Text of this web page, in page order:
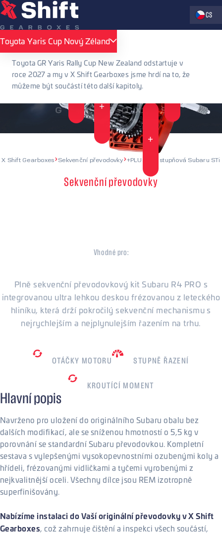
Zvolte
CS
X Shift Gearboxes Sekvenční převodovky +PLUS – 6 stupňová Subaru STi
Sekvenční převodovky
Vhodné pro:
Plně sekvenční převodovkový kit Subaru R4 PRO s
integrovanou ultra lehkou deskou frézovanou z leteckého
hliníku, která drží pokročilý sekvenční mechanismu s
nejrychlejším a nejplynulejším řazením na trhu.
OTÁČKY MOTORU STUPNĚ ŘAZENÍ
KROUTÍCÍ MOMENT
Hlavní popis
Navrženo pro uložení do originálního Subaru obalu bez
dalších modifikací, ale se sníženou hmotností o 5,5 kg v
porovnání se standardní Subaru převodovkou. Kompletní
sestava s vylepšenými vysokopevnostními ozubenými koly a
hřídeli, frézovanými vidličkami a tyčemi vyrobenými z
nejkvalitnější oceli. Všechny dílce jsou REM izotropně
superfinišovány.
Nabízíme instalaci do Vaší originální převodovky v X Shift
Gearboxes, což zahrnuje čištění a inspekci všech součástí,
Toyota Yaris Cup Nový Zéland
Toyota Yaris Cup Nový Zéland
Toyota GR Yaris Rally Cup New Zealand odstartuje v
roce 2027 a my v X Shift Gearboxes jsme hrdí na to, že
můžeme být součástí této další kapitoly.